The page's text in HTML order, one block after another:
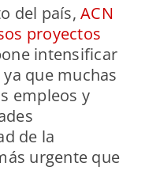
del país,ACN
proyectos
intensificar
que muchas
empleos y
de la
urgente que